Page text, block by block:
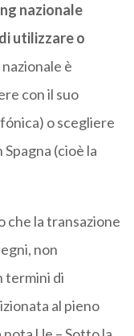
nazionale
utilizzare o
è
con il suo
o scegliere
(cioè la
che la transazione
non
termini di
al pieno